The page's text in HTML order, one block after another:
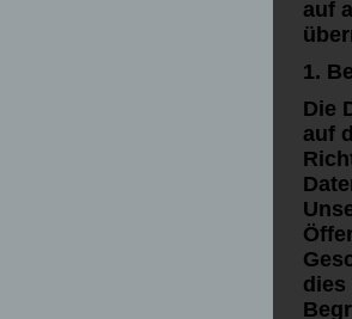
auf
1.
Die
auf
dies